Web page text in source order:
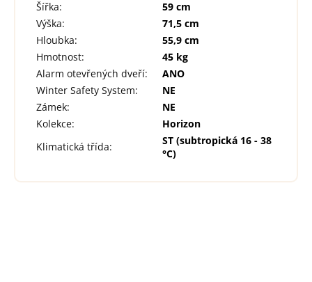
Šířka:
59 cm
Výška:
71,5 cm
Hloubka:
55,9 cm
Hmotnost:
45 kg
Alarm otevřených dveří:
ANO
Winter Safety System:
NE
Zámek:
NE
Kolekce:
Horizon
Klimatická třída:
ST (subtropická 16 - 38
°C)